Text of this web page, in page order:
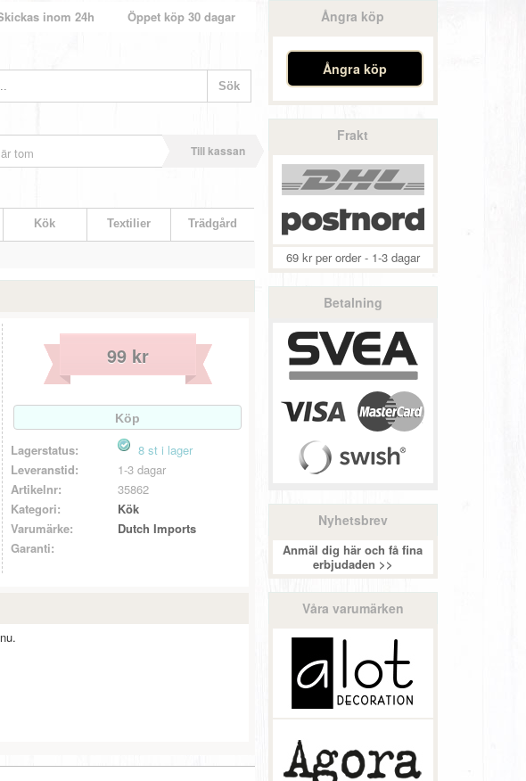
inom 24h Öppet köp 30 dagar
tom Till kassan
Kök Textilier Trädgård
Ångra köp
Ångra köp
Frakt
69 kr per order - 1-3 dagar
Betalning
Nyhetsbrev
Anmäl dig här och få fina
erbjudaden >>
Våra varumärken
99 kr
Lagerstatus:
8 st i lager
Leveranstid:
1-3 dagar
Artikelnr:
35862
Kategori:
Kök
Varumärke:
Dutch Imports
Garanti: